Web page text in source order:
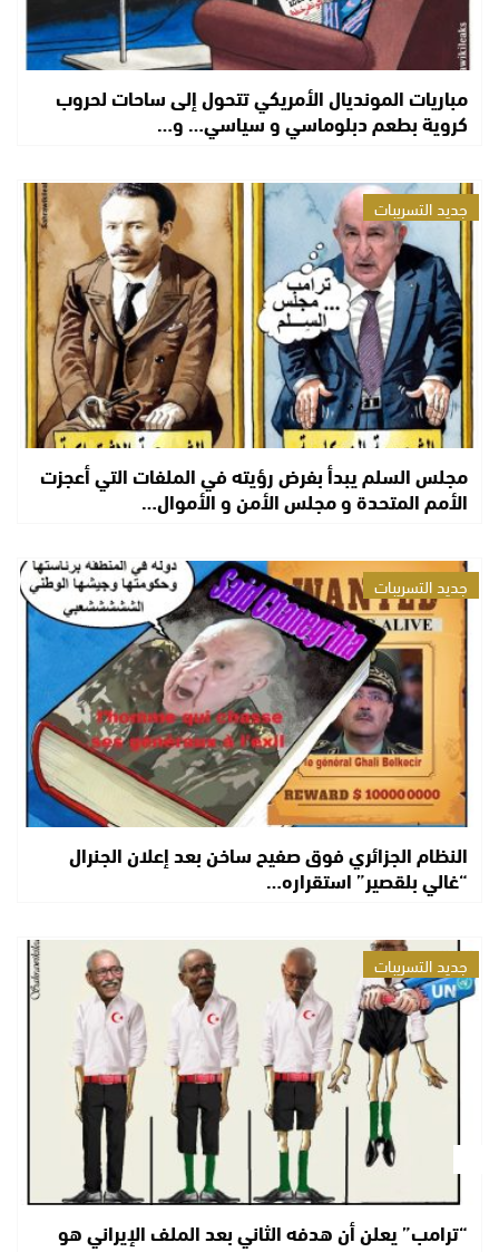
مباريات المونديال الأمريكي تتحول إلى ساحات لحروب
كروية بطعم دبلوماسي و سياسي… و…
جديد التسريبات
مجلس السلم يبدأ بفرض رؤيته في الملفات التي أعجزت
الأمم المتحدة و مجلس الأمن و الأموال…
جديد التسريبات
النظام الجزائري فوق صفيح ساخن بعد إعلان الجنرال
“غالي بلقصير” استقراره…
جديد التسريبات
“ترامب” يعلن أن هدفه الثاني بعد الملف الإيراني هو